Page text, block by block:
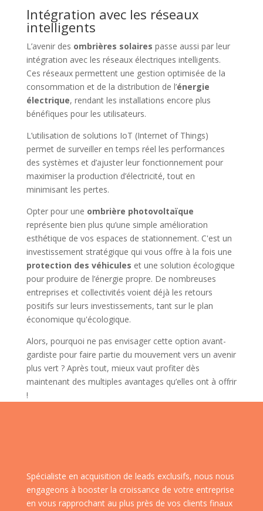
Intégration avec les réseaux
intelligents
L’avenir des ombrières solaires passe aussi par leur
intégration avec les réseaux électriques intelligents.
Ces réseaux permettent une gestion optimisée de la
consommation et de la distribution de l’énergie
électrique, rendant les installations encore plus
bénéfiques pour les utilisateurs.
L’utilisation de solutions IoT (Internet of Things)
permet de surveiller en temps réel les performances
des systèmes et d’ajuster leur fonctionnement pour
maximiser la production d’électricité, tout en
minimisant les pertes.
Opter pour une ombrière photovoltaïque
représente bien plus qu’une simple amélioration
esthétique de vos espaces de stationnement. C'est un
investissement stratégique qui vous offre à la fois une
protection des véhicules et une solution écologique
pour produire de l’énergie propre. De nombreuses
entreprises et collectivités voient déjà les retours
positifs sur leurs investissements, tant sur le plan
économique qu'écologique.
Alors, pourquoi ne pas envisager cette option avant-
gardiste pour faire partie du mouvement vers un avenir
plus vert ? Après tout, mieux vaut profiter dès
maintenant des multiples avantages qu’elles ont à offrir
!
Spécialiste en acquisition de leads exclusifs, nous nous
engageons à booster la croissance de votre entreprise
en vous rapprochant au plus près de vos clients finaux